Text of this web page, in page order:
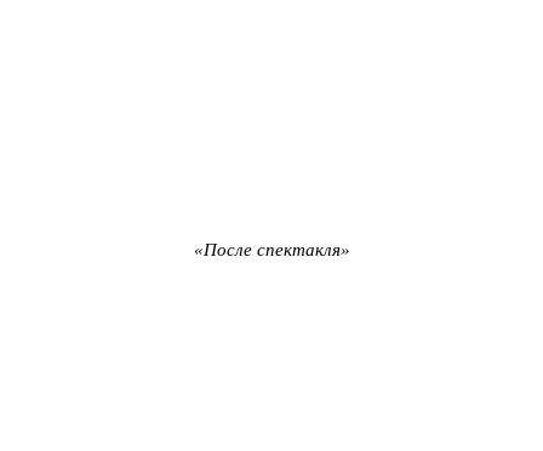
«После спектакля»